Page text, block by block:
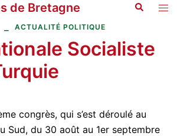
de Bretagne
ACTUALITÉ POLITIQUE
Socialiste
congrès, qui s’est déroulé au
Sud, du 30 août au 1er septembre